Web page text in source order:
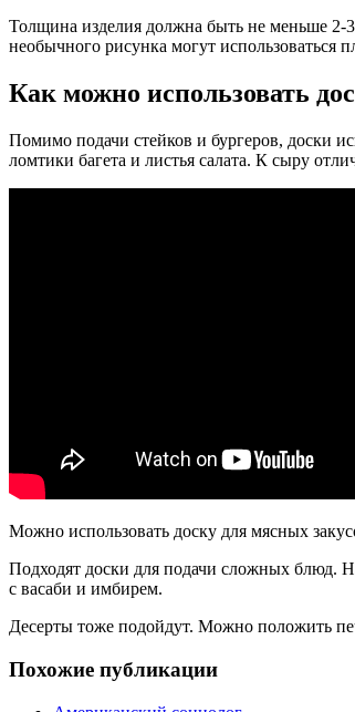
Толщина изделия должна быть не меньше 2-
необычного рисунка могут использоваться
Как можно использовать
Помимо подачи стейков и бургеров, доски
ломтики багета и листья салата. К сыру
Можно использовать доску для мясных
Подходят доски для подачи сложных блюд.
с васаби и имбирем.
Десерты тоже подойдут. Можно положить
Похожие публикации